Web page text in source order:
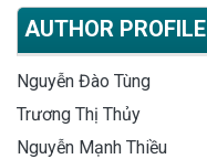
AUTHOR PROFILE
Nguyễn Đào Tùng
Trương Thị Thủy
Nguyễn Mạnh Thiều